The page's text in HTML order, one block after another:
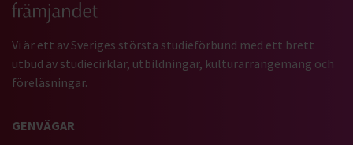
Vi är ett av Sveriges största studieförbund med ett brett
utbud av studiecirklar, utbildningar, kulturarrangemang och
föreläsningar.
GENVÄGAR